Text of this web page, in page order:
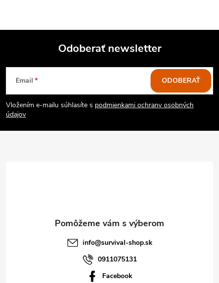
y
ý
i
s
Z
á
p
Odoberať newsletter
Email
Vložením e-mailu súhlasíte s podmienkami ochrany osobných
údajov
ODOBERAŤ
info@survival-shop.sk
0911075131
Facebook